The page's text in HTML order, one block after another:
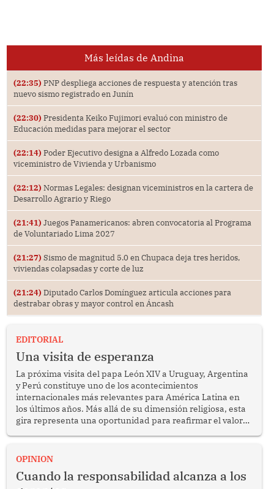
Más leídas de Andina
(22:35) PNP despliega acciones de respuesta y atención tras
nuevo sismo registrado en Junín
(22:30) Presidenta Keiko Fujimori evaluó con ministro de
Educación medidas para mejorar el sector
(22:14) Poder Ejecutivo designa a Alfredo Lozada como
viceministro de Vivienda y Urbanismo
(22:12) Normas Legales: designan viceministros en la cartera de
Desarrollo Agrario y Riego
(21:41) Juegos Panamericanos: abren convocatoria al Programa
de Voluntariado Lima 2027
(21:27) Sismo de magnitud 5.0 en Chupaca deja tres heridos,
viviendas colapsadas y corte de luz
(21:24) Diputado Carlos Domínguez articula acciones para
destrabar obras y mayor control en Áncash
EDITORIAL
Una visita de esperanza
La próxima visita del papa León XIV a Uruguay, Argentina
y Perú constituye uno de los acontecimientos
internacionales más relevantes para América Latina en
los últimos años. Más allá de su dimensión religiosa, esta
gira representa una oportunidad para reafirmar el valor
enfrenta desafíos en materia de desarrollo, cohesión
OPINION
Cuando la responsabilidad alcanza a los